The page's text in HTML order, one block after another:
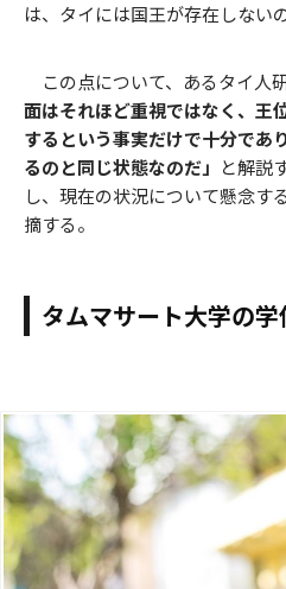
は、タイには国王が存在しない
この点について、あるタイ人
面はそれほど重視ではなく、王
するという事実だけで十分であ
るのと同じ状態なのだ」 と解説
し、現在の状況について懸念す
摘する。
タムマサート大学の